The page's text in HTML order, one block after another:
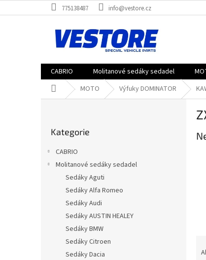
na
775138487 info@vestore.cz
CABRIO Molitanové sedáky sedadel
Domů MOTO Výfuky DOMINATOR
kategorie
Kategorie
CABRIO
Molitanové sedáky sedadel
Sedáky Aguti
Sedáky Alfa Romeo
Sedáky Audi
Sedáky AUSTIN HEALEY
Sedáky BMW
Sedáky Citroen
Sedáky Dacia